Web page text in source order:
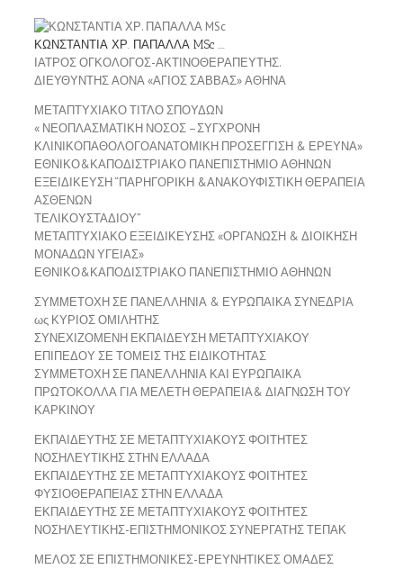
ΚΩΝΣΤΑΝΤΙΑ ΧΡ. ΠΑΠΑΛΛΑ MSc ....
ΙΑΤΡΟΣ ΟΓΚΟΛΟΓΟΣ-ΑΚΤΙΝΟΘΕΡΑΠΕΥΤΗΣ.
ΔΙΕΥΘΥΝΤΗΣ ΑΟΝΑ «ΑΓΙΟΣ ΣΑΒΒΑΣ» ΑΘΗΝΑ
ΜΕΤΑΠΤΥΧΙΑΚΟ ΤΙΤΛΟ ΣΠΟΥΔΩΝ
« ΝΕΟΠΛΑΣΜΑΤΙΚΗ ΝΟΣΟΣ –ΣΥΓΧΡΟΝΗ
ΚΛΙΝΙΚΟΠΑΘΟΛΟΓΟΑΝΑΤΟΜΙΚΗ ΠΡΟΣΕΓΓΙΣΗ & ΕΡΕΥΝΑ»
ΕΘΝΙΚΟ&ΚΑΠΟΔΙΣΤΡΙΑΚΟ ΠΑΝΕΠΙΣΤΗΜΙΟ ΑΘΗΝΩΝ
ΕΞΕΙΔΙΚΕΥΣΗ “ΠΑΡΗΓΟΡΙΚΗ &ΑΝΑΚΟΥΦΙΣΤΙΚΗ ΘΕΡΑΠΕΙΑ
ΑΣΘΕΝΩΝ
ΤΕΛΙΚΟΥΣΤΑΔΙΟΥ”
ΜΕΤΑΠΤΥΧΙΑΚΟ ΕΞΕΙΔΙΚΕΥΣΗΣ «ΟΡΓΑΝΩΣΗ & ΔΙΟΙΚΗΣΗ
ΜΟΝΑΔΩΝ ΥΓΕΙΑΣ»
ΕΘΝΙΚΟ&ΚΑΠΟΔΙΣΤΡΙΑΚΟ ΠΑΝΕΠΙΣΤΗΜΙΟ ΑΘΗΝΩΝ
ΣΥΜΜΕΤΟΧΗ ΣΕ ΠΑΝΕΛΛΗΝΙΑ & ΕΥΡΩΠΑΙΚΑ ΣΥΝΕΔΡΙΑ
ως ΚΥΡΙΟΣ ΟΜΙΛΗΤΗΣ
ΣΥΝΕΧΙΖΟΜΕΝΗ ΕΚΠΑΙΔΕΥΣΗ ΜΕΤΑΠΤΥΧΙΑΚΟΥ
ΕΠΙΠΕΔΟΥ ΣΕ ΤΟΜΕΙΣ ΤΗΣ ΕΙΔΙΚΟΤΗΤΑΣ
ΣΥΜΜΕΤΟΧΗ ΣΕ ΠΑΝΕΛΛΗΝΙΑ ΚΑΙ ΕΥΡΩΠΑΙΚΑ
ΠΡΩΤΟΚΟΛΛΑ ΓΙΑ ΜΕΛΕΤΗ ΘΕΡΑΠΕΙΑ& ΔΙΑΓΝΩΣΗ ΤΟΥ
ΚΑΡΚΙΝΟΥ
ΕΚΠΑΙΔΕΥΤΗΣ ΣΕ ΜΕΤΑΠΤΥΧΙΑΚΟΥΣ ΦΟΙΤΗΤΕΣ
ΝΟΣΗΛΕΥΤΙΚΗΣ ΣΤΗΝ ΕΛΛΑΔΑ
ΕΚΠΑΙΔΕΥΤΗΣ ΣΕ ΜΕΤΑΠΤΥΧΙΑΚΟΥΣ ΦΟΙΤΗΤΕΣ
ΦΥΣΙΟΘΕΡΑΠΕΙΑΣ ΣΤΗΝ ΕΛΛΑΔΑ
ΕΚΠΑΙΔΕΥΤΗΣ ΣΕ ΜΕΤΑΠΤΥΧΙΑΚΟΥΣ ΦΟΙΤΗΤΕΣ
ΝΟΣΗΛΕΥΤΙΚΗΣ-ΕΠΙΣΤΗΜΟΝΙΚΟΣ ΣΥΝΕΡΓΑΤΗΣ ΤΕΠΑΚ
ΜΕΛΟΣ ΣΕ ΕΠΙΣΤΗΜΟΝΙΚΕΣ-ΕΡΕΥΝΗΤΙΚΕΣ ΟΜΑΔΕΣ